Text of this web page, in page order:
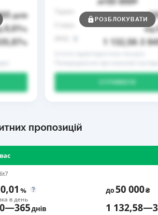
днів
0,01%
%
до
від
1 132,58 3
РОЗБЛОКУВАТИ
пропозицій
0,01 %
в день
до50 000₴
—365днів 1 132,58—